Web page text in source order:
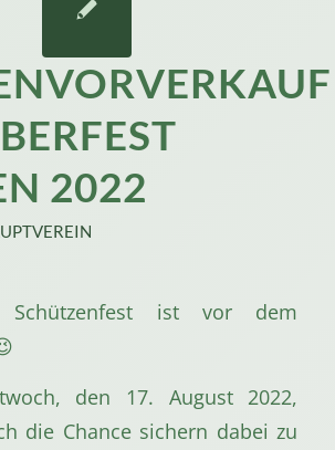
2022
ist vor dem
den 17. August 2022,
die Chance sichern dabei zu